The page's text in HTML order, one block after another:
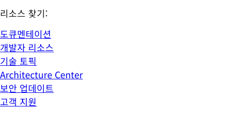
리소스 찾기:
도큐멘테이션
개발자 리소스
기술 토픽
Architecture Center
보안 업데이트
고객 지원